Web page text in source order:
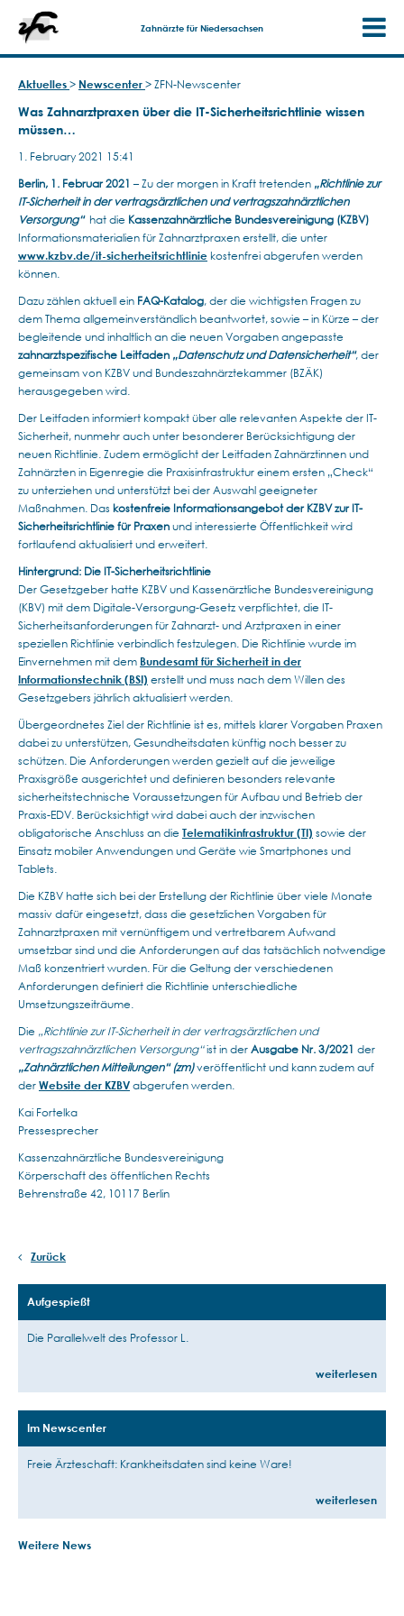
Zahnärzte für Niedersachsen
Aktuelles > Newscenter > ZFN-Newscenter
Was Zahnarztpraxen über die IT-Sicherheitsrichtlinie wissen
müssen…
1. February 2021 15:41
Berlin, 1. Februar 2021 – Zu der morgen in Kraft tretenden „Richtlinie zur
IT-Sicherheit in der vertragsärztlichen und vertragszahnärztlichen
Versorgung“hat die Kassenzahnärztliche Bundesvereinigung (KZBV)
Informationsmaterialien für Zahnarztpraxen erstellt, die unter
www.kzbv.de/it-sicherheitsrichtlinie kostenfrei abgerufen werden
können.
Dazu zählen aktuell ein FAQ-Katalog, der die wichtigsten Fragen zu
dem Thema allgemeinverständlich beantwortet, sowie – in Kürze – der
begleitende und inhaltlich an die neuen Vorgaben angepasste
zahnarztspezifische Leitfaden „Datenschutz und Datensicherheit“, der
gemeinsam von KZBV und Bundeszahnärztekammer (BZÄK)
herausgegeben wird.
Der Leitfaden informiert kompakt über alle relevanten Aspekte der IT-
Sicherheit, nunmehr auch unter besonderer Berücksichtigung der
neuen Richtlinie. Zudem ermöglicht der Leitfaden Zahnärztinnen und
Zahnärzten in Eigenregie die Praxisinfrastruktur einem ersten „Check“
zu unterziehen und unterstützt bei der Auswahl geeigneter
Maßnahmen. Das kostenfreie Informationsangebot der KZBV zur IT-
Sicherheitsrichtlinie für Praxen und interessierte Öffentlichkeit wird
fortlaufend aktualisiert und erweitert.
Hintergrund: Die IT-Sicherheitsrichtlinie
Der Gesetzgeber hatte KZBV und Kassenärztliche Bundesvereinigung
(KBV) mit dem Digitale-Versorgung-Gesetz verpflichtet, die IT-
Sicherheitsanforderungen für Zahnarzt- und Arztpraxen in einer
speziellen Richtlinie verbindlich festzulegen. Die Richtlinie wurde im
Einvernehmen mit dem Bundesamt für Sicherheit in der
Informationstechnik (BSI) erstellt und muss nach dem Willen des
Gesetzgebers jährlich aktualisiert werden.
Übergeordnetes Ziel der Richtlinie ist es, mittels klarer Vorgaben Praxen
dabei zu unterstützen, Gesundheitsdaten künftig noch besser zu
schützen. Die Anforderungen werden gezielt auf die jeweilige
Praxisgröße ausgerichtet und definieren besonders relevante
sicherheitstechnische Voraussetzungen für Aufbau und Betrieb der
Praxis-EDV. Berücksichtigt wird dabei auch der inzwischen
obligatorische Anschluss an die Telematikinfrastruktur (TI) sowie der
Einsatz mobiler Anwendungen und Geräte wie Smartphones und
Tablets.
Die KZBV hatte sich bei der Erstellung der Richtlinie über viele Monate
massiv dafür eingesetzt, dass die gesetzlichen Vorgaben für
Zahnarztpraxen mit vernünftigem und vertretbarem Aufwand
umsetzbar sind und die Anforderungen auf das tatsächlich notwendige
Maß konzentriert wurden. Für die Geltung der verschiedenen
Anforderungen definiert die Richtlinie unterschiedliche
Umsetzungszeiträume.
Die „Richtlinie zur IT-Sicherheit in der vertragsärztlichen und
vertragszahnärztlichen Versorgung“ist in der Ausgabe Nr. 3/2021 der
„Zahnärztlichen Mitteilungen“ (zm)veröffentlicht und kann zudem auf
der Website der KZBV abgerufen werden.
Kai Fortelka
Pressesprecher
Kassenzahnärztliche Bundesvereinigung
Körperschaft des öffentlichen Rechts
Behrenstraße 42, 10117 Berlin
Zurück
Aufgespießt
Die Parallelwelt des Professor L.
weiterlesen
Im Newscenter
Freie Ärzteschaft: Krankheitsdaten sind keine Ware!
weiterlesen
Weitere News